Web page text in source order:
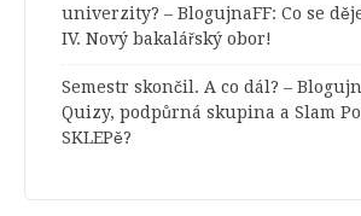
univerzity? – BlogujnaFF: Co se
IV. Nový bakalářský obor!
Semestr skončil. A co dál? –
Quizy, podpůrná skupina a Slam
SKLEPě?